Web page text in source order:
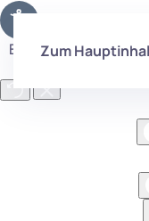
Eingabehilfen öffnen
Zum